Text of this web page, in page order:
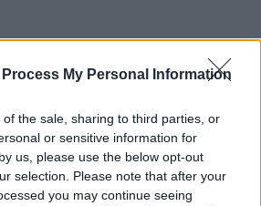
Process My Personal Information
the sale, sharing to third parties, or
or sensitive information for
us, please use the below opt-out
selection. Please note that after your
you may continue seeing